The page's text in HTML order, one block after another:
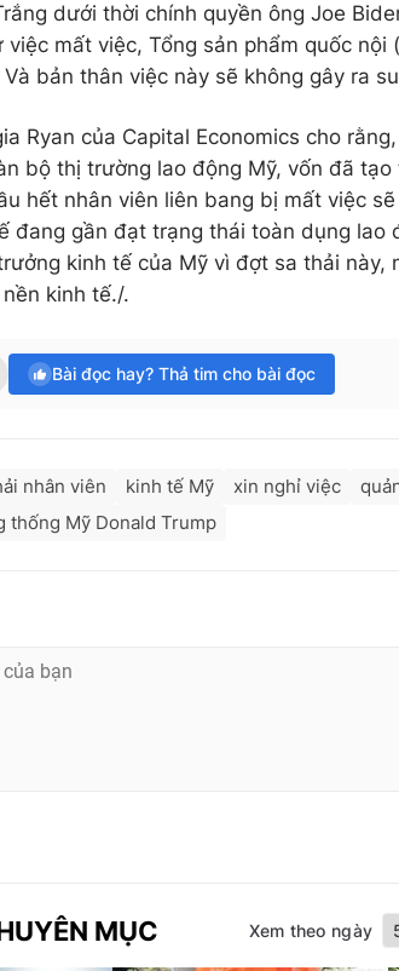
dưới thời chính quyền ông Joe
việc mất việc, Tổng sản phẩm quốc nội
Và bản thân việc này sẽ không gây ra
Ryan của Capital Economics cho
bộ thị trường lao động Mỹ, vốn đã
hết nhân viên liên bang bị mất việc
đang gần đạt trạng thái toàn dụng lao
kinh tế của Mỹ vì đợt sa thải này,
kinh tế./.
Bài đọc hay? Thả tim cho bài đọc
nhân viên kinh tế Mỹ xin nghỉ việc
thống Mỹ Donald Trump
MỤC Xem theo ngày